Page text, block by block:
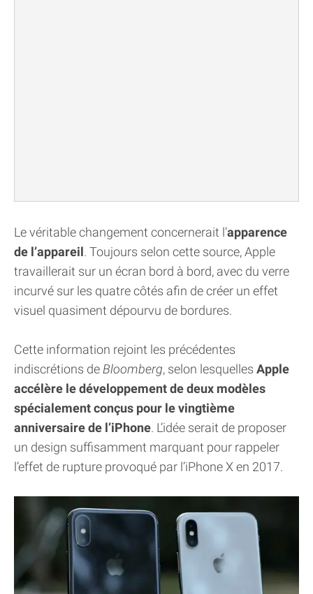
Le véritable changement concernerait l’apparence
de l’appareil. Toujours selon cette source, Apple
travaillerait sur un écran bord à bord, avec du verre
incurvé sur les quatre côtés afin de créer un effet
visuel quasiment dépourvu de bordures.
Cette information rejoint les précédentes
indiscrétions de Bloomberg, selon lesquelles Apple
accélère le développement de deux modèles
spécialement conçus pour le vingtième
anniversaire de l’iPhone. L’idée serait de proposer
un design suffisamment marquant pour rappeler
l’effet de rupture provoqué par l’iPhone X en 2017.